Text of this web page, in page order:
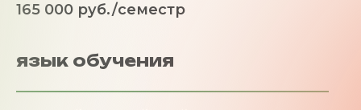
165 000 руб./семестр
язык обучения